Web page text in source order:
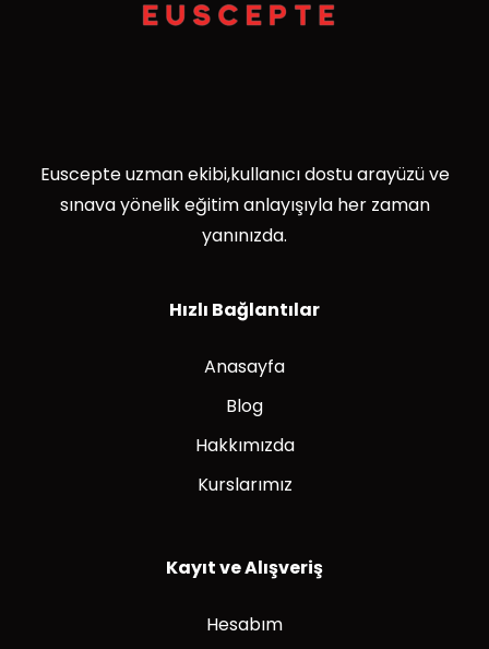
Euscepte uzman ekibi,kullanıcı dostu arayüzü ve
sınava yönelik eğitim anlayışıyla her zaman
yanınızda.
Hızlı Bağlantılar
Anasayfa
Blog
Hakkımızda
Kurslarımız
Kayıt ve Alışveriş
Hesabım